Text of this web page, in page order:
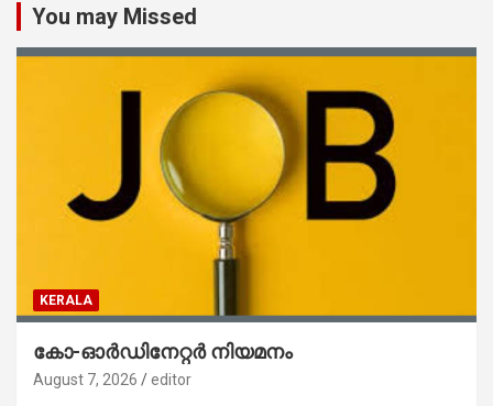
You may Missed
KERALA
കോ-ഓർഡിനേറ്റർ നിയമനം
August 7, 2026 editor